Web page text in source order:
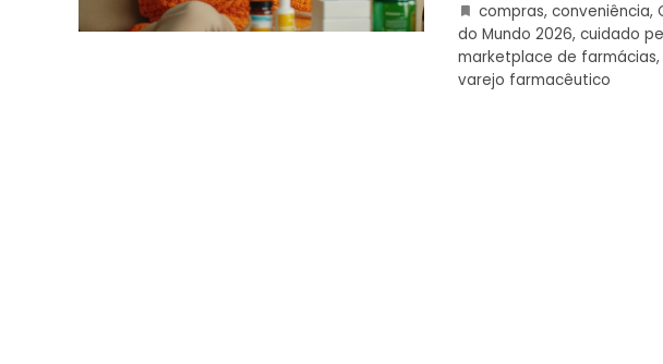
compras,conveniência,
do Mundo 2026,cuidado
marketplace de farmácias
varejo farmacêutico